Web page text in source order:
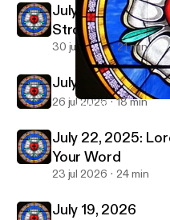
April 26, 2026
July 29, 2026-
Strong Bands
30 jul 2026 21 min
July 26, 2026
26 jul 2026 18 min
July 22, 2025:
Your Word
23 jul 2026 24 min
July 19, 2026